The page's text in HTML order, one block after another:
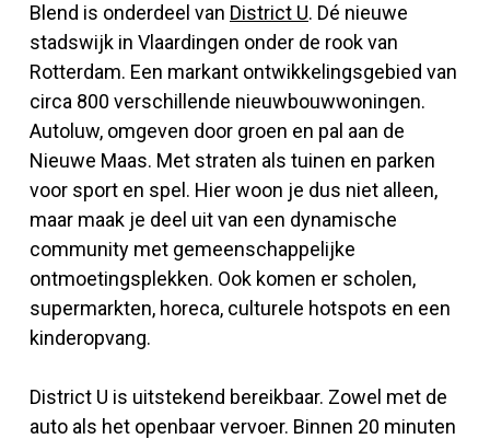
Blend is onderdeel van District U. Dé nieuwe
stadswijk in Vlaardingen onder de rook van
Rotterdam. Een markant ontwikkelingsgebied van
circa 800 verschillende nieuwbouwwoningen.
Autoluw, omgeven door groen en pal aan de
Nieuwe Maas. Met straten als tuinen en parken
voor sport en spel. Hier woon je dus niet alleen,
maar maak je deel uit van een dynamische
community met gemeenschappelijke
ontmoetingsplekken. Ook komen er scholen,
supermarkten, horeca, culturele hotspots en een
kinderopvang.
District U is uitstekend bereikbaar. Zowel met de
auto als het openbaar vervoer. Binnen 20 minuten